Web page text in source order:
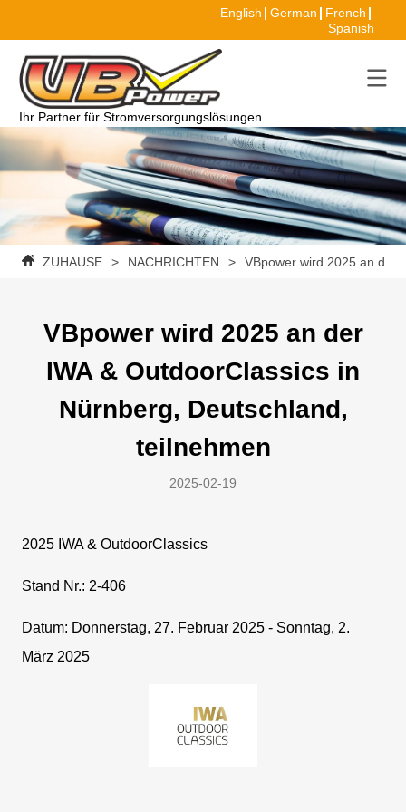
English German
French
Spanish
Ihr Partner für Stromversorgungslösungen
ZUHAUSE > NACHRICHTEN > VBpower wird 2025 an der
VBpower wird 2025 an der
IWA & OutdoorClassics in
Nürnberg, Deutschland,
teilnehmen
2025-02-19